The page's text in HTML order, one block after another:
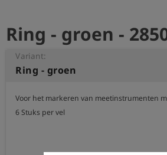
Ring - groen -
Variant:
Ring - groen
Voor het markeren van meetinstrumenten
6 Stuks per vel